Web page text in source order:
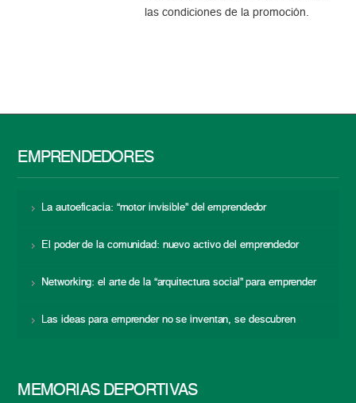
las condiciones de la promoción.
EMPRENDEDORES
La autoeficacia: “motor invisible” del emprendedor
El poder de la comunidad: nuevo activo del emprendedor
Networking: el arte de la “arquitectura social” para emprender
Las ideas para emprender no se inventan, se descubren
MEMORIAS DEPORTIVAS